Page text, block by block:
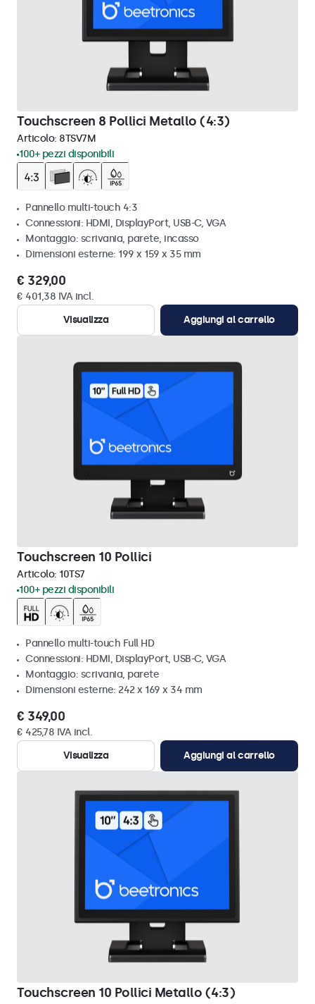
Touchscreen 8 Pollici Metallo (4:3)
Articolo: 8TSV7M
100+ pezzi disponibili
Pannello multi-touch 4:3
Connessioni: HDMI, DisplayPort, USB-C, VGA
Montaggio: scrivania, parete, incasso
Dimensioni esterne: 199 x 159 x 35 mm
€ 329,00
€ 401,38 IVA incl.
Visualizza
Aggiungi al carrello
Touchscreen 10 Pollici
Articolo: 10TS7
100+ pezzi disponibili
Pannello multi-touch Full HD
Connessioni: HDMI, DisplayPort, USB-C, VGA
Montaggio: scrivania, parete
Dimensioni esterne: 242 x 169 x 34 mm
€ 349,00
€ 425,78 IVA incl.
Visualizza
Aggiungi al carrello
Touchscreen 10 Pollici Metallo (4:3)